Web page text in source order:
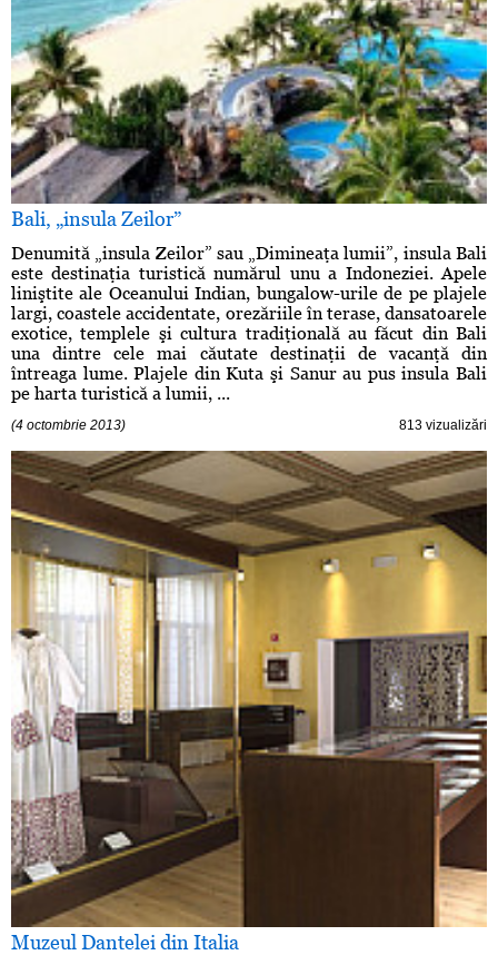
Bali, „insula Zeilor”
Denumită „insula Zeilor” sau „Dimineaţa lumii”, insula Bali
este destinaţia turistică numărul unu a Indoneziei. Apele
liniştite ale Oceanului Indian, bungalow-urile de pe plajele
largi, coastele accidentate, orezăriile în terase, dansatoarele
exotice, templele şi cultura tradiţională au făcut din Bali
una dintre cele mai căutate destinaţii de vacanţă din
întreaga lume. Plajele din Kuta şi Sanur au pus insula Bali
pe harta turistică a lumii, ...
(4 octombrie 2013) 813 vizualizări
Muzeul Dantelei din Italia